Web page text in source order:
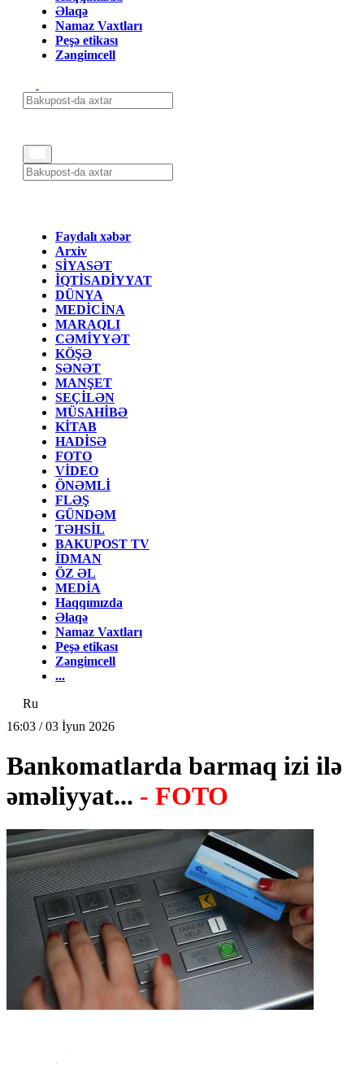
Əlaqə
Namaz Vaxtları
Peşə etikası
Zəngimcell
Faydalı xəbər
Arxiv
SİYASƏT
İQTİSADİYYAT
DÜNYA
MEDİCİNA
MARAQLI
CƏMİYYƏT
KÖŞƏ
SƏNƏT
MANŞET
SEÇİLƏN
MÜSAHİBƏ
KİTAB
HADİSƏ
FOTO
VİDEO
ÖNƏMLİ
FLƏŞ
GÜNDƏM
TƏHSİL
BAKUPOST TV
İDMAN
ÖZ ƏL
MEDİA
Haqqımızda
Əlaqə
Namaz Vaxtları
Peşə etikası
Zəngimcell
...
Ru
16:03 / 03 İyun 2026
Bankomatlarda barmaq izi ilə
əməliyyat... - FOTO